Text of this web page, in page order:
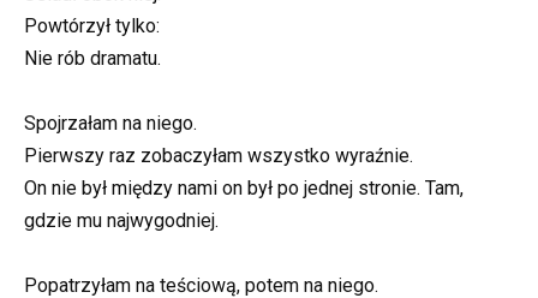
Powtórzył tylko:
Nie rób dramatu.
Spojrzałam na niego.
Pierwszy raz zobaczyłam wszystko wyraźnie.
On nie był między nami on był po jednej stronie. Tam,
gdzie mu najwygodniej.
Popatrzyłam na teściową, potem na niego.